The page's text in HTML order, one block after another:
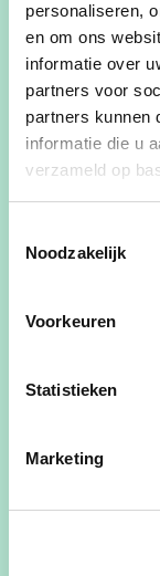
personaliseren,
en om ons
informatie over
partners voor
partners kunnen
informatie die u
verzameld op
Noodzakelijk
Voorkeuren
Statistieken
Marketing
haar jaarlijks
zaterdag 15
opzondag 16
en om 13u.
Er is keuze uit:
vol au vent,
of een
Kan u niet